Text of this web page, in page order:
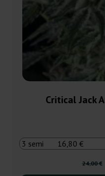
Critical Jack
24,00 €